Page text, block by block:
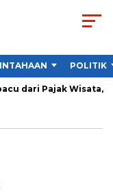
POLITIK
dari Pajak Wisata,